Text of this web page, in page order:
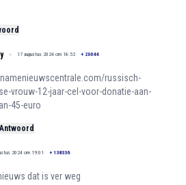
17 augustus 2024 om 18:52 + 20044
russisch-
vrouw-12-jaar-cel-voor-donatie-aan-
45-euro
Antwoord
2024 om 19:01 + 138336
dat is ver weg